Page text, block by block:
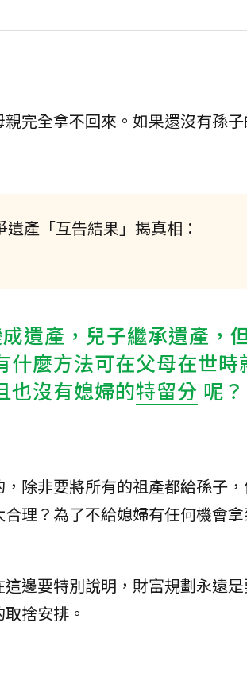
完全拿不回來。如果還沒有孫
產「互告結果」揭真相：
遺產，兒子繼承遺產，
什麼方法可在父母在世時
也沒有媳婦的特留分 呢？
除非要將所有的祖產都給孫子
理？為了不給媳婦有任何機會
邊要特別說明，財富規劃永遠
捨安排。